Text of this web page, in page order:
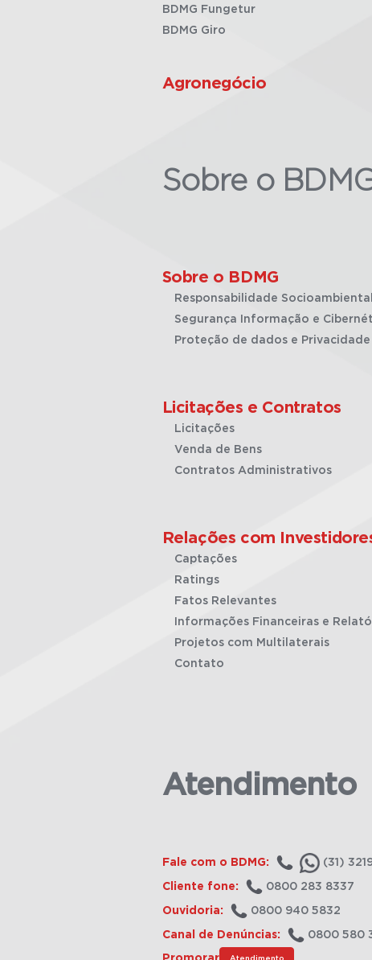
BDMG Fungetur
BDMG Giro
Agronegócio
Sobre o
Sobre o BDMG
Responsabilidade Socioambiental
Segurança Informação e
Proteção de dados e Privacidade
Licitações e Contratos
Licitações
Venda de Bens
Contratos Administrativos
Relações com
Captações
Ratings
Fatos Relevantes
Informações Financeiras e
Projetos com Multilaterais
Contato
Atendimento
Fale com o BDMG: (31)
Cliente fone: 0800 283 8337
Ouvidoria: 0800 940 5832
Canal de Denúncias: 0800 580
Atendimento